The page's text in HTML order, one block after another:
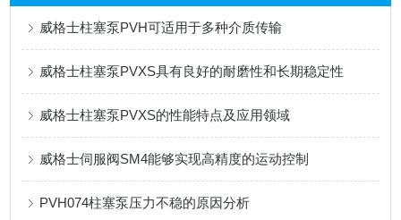
威格士柱塞泵PVH可适用于多种介质传输
威格士柱塞泵PVXS具有良好的耐磨性和长期稳定性
威格士柱塞泵PVXS的性能特点及应用领域
威格士伺服阀SM4能够实现高精度的运动控制
PVH074柱塞泵压力不稳的原因分析